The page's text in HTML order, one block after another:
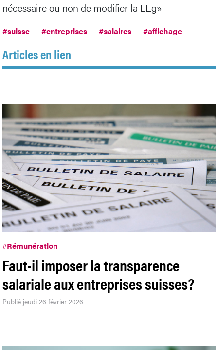
nécessaire ou non de modifier la LEg».
#suisse #entreprises #salaires #affichage
Articles en lien
#Rémunération
Faut-il imposer la transparence
salariale aux entreprises suisses?
Publié jeudi 26 février 2026